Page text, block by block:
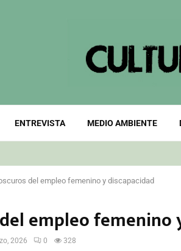
ENTREVISTA MEDIO AMBIENTE
del empleo femenino y discapacidad
empleo femenino
2026 0 328